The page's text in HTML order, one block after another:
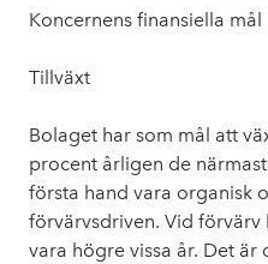
Koncernens finansiella mål
Tillväxt
Bolaget har som mål att
procent årligen de
första hand vara organisk
förvärvsdriven. Vid
vara högre vissa år. Det är